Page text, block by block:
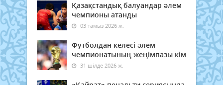
Қазақстандық балуандар әлем
чемпионы атанды
03 тамыз 2026 ж.
Футболдан келесі әлем
чемпионатының жеңімпазы кім
31 шілде 2026 ж.